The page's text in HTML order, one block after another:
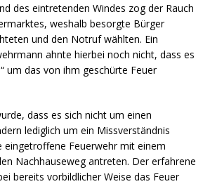
des eintretenden Windes zog der Rauch
weshalb besorgte Bürger
und den Notruf wählten. Ein
ahnte hierbei noch nicht, dass es
um das von ihm geschürte Feuer
dass es sich nicht um einen
lediglich um ein Missverständnis
eingetroffene Feuerwehr mit einem
Nachhauseweg antreten. Der erfahrene
bereits vorbildlicher Weise das Feuer